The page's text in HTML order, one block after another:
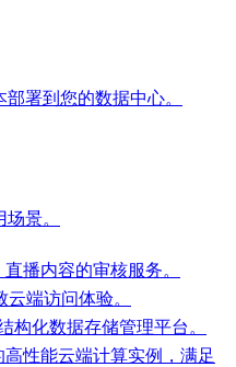
署到您的数据中心。
景。
播内容的审核服务。
端访问体验。
构化数据存储管理平台。
性能云端计算实例，满足